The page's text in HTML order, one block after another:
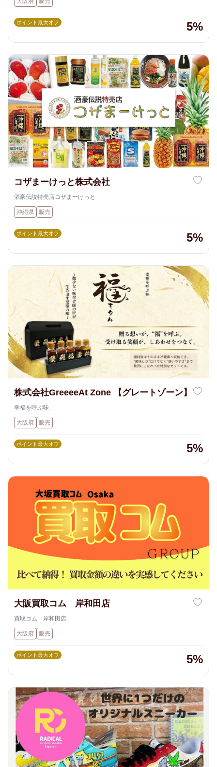
ポイント最大オフ 5%
コザまーけっと株式会社
酒豪伝説特売店コザまーけっと
沖縄県 販売
ポイント最大オフ 5%
株式会社GreeeeAt Zone 【グレートゾーン】
幸福を呼ぶ味
大阪府 販売
ポイント最大オフ 5%
大阪買取コム 岸和田店
買取コム 岸和田店
大阪府 販売
ポイント最大オフ 5%